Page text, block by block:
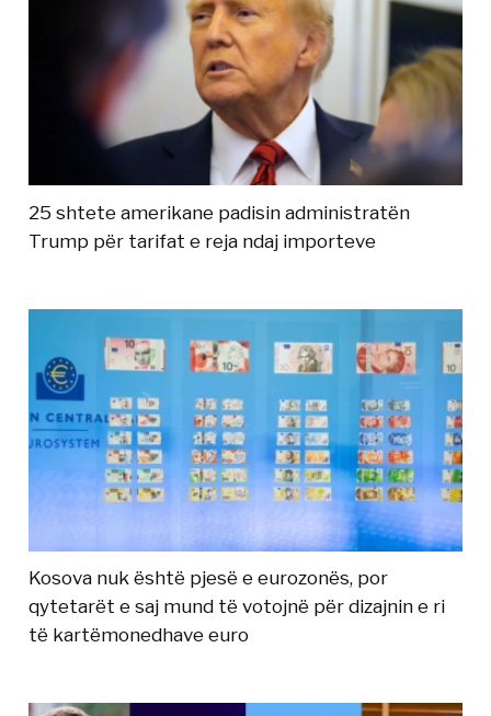
25 shtete amerikane padisin administratën
Trump për tarifat e reja ndaj importeve
Kosova nuk është pjesë e eurozonës, por
qytetarët e saj mund të votojnë për dizajnin e ri
të kartëmonedhave euro